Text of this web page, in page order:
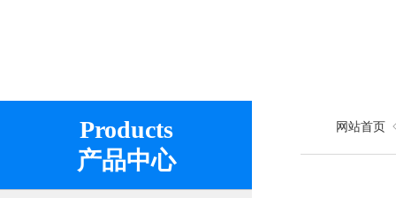
Products
产品中心
网站首页